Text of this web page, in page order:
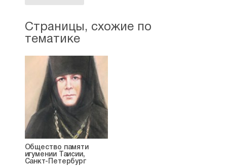
Страницы, схожие по
тематике
Общество памяти
игумении Таисии,
Санкт-Петербург